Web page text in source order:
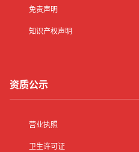
免责声明
知识产权声明
资质公示
营业执照
卫生许可证